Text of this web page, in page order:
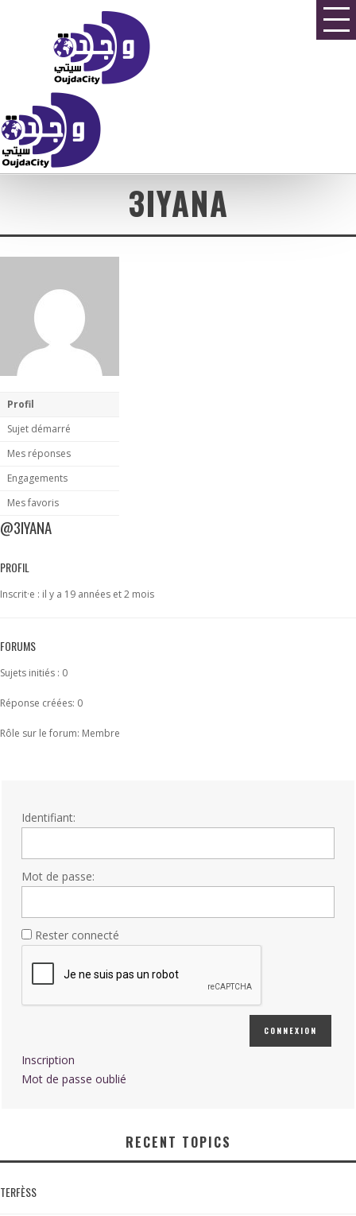
3IYANA
Profil
Sujet démarré
Mes réponses
Engagements
Mes favoris
@3IYANA
PROFIL
Inscrit·e : il y a 19 années et 2 mois
FORUMS
Sujets initiés : 0
Réponse créées: 0
Rôle sur le forum: Membre
Identifiant:
Mot de passe:
Rester connecté
CONNEXION
Inscription
Mot de passe oublié
RECENT TOPICS
TERFÈSS